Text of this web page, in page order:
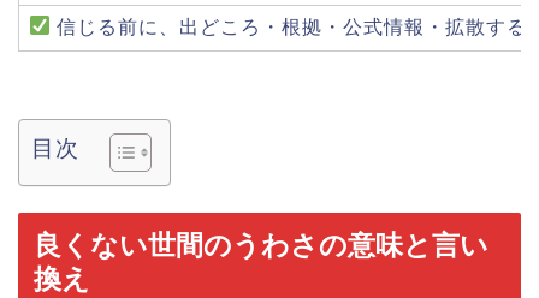
信じる前に、出どころ・根拠・公式情報・拡散する
目次
良くない世間のうわさの意味と言い
換え